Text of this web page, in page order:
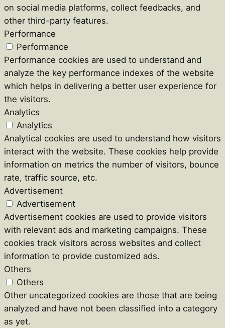
on social media platforms, collect feedbacks, and
other third-party features.
Performance
Performance
Performance cookies are used to understand and
analyze the key performance indexes of the website
which helps in delivering a better user experience for
the visitors.
Analytics
Analytics
Analytical cookies are used to understand how visitors
interact with the website. These cookies help provide
information on metrics the number of visitors, bounce
rate, traffic source, etc.
Advertisement
Advertisement
Advertisement cookies are used to provide visitors
with relevant ads and marketing campaigns. These
cookies track visitors across websites and collect
information to provide customized ads.
Others
Others
Other uncategorized cookies are those that are being
analyzed and have not been classified into a category
as yet.